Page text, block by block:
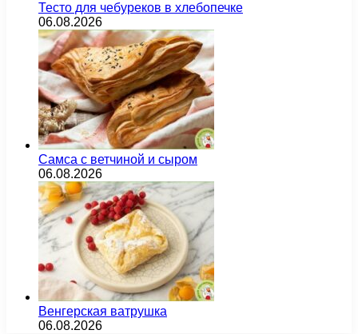
Тесто для чебуреков в хлебопечке
06.08.2026
Самса с ветчиной и сыром
06.08.2026
Венгерская ватрушка
06.08.2026